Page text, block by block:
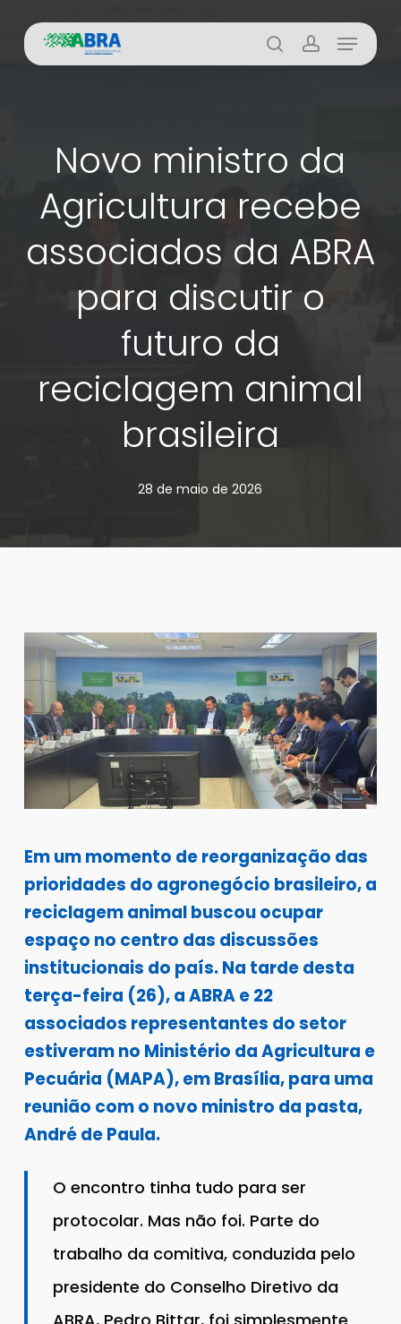
main
buscaaccount
Menu
Novo ministro da
Agricultura recebe
associados da ABRA
para discutir o
futuro da
reciclagem animal
brasileira
28 de maio de 2026
Em um momento de reorganização das
prioridades do agronegócio brasileiro, a
reciclagem animal buscou ocupar
espaço no centro das discussões
institucionais do país. Na tarde desta
terça-feira (26), a ABRA e 22
associados representantes do setor
estiveram no Ministério da Agricultura e
Pecuária (MAPA), em Brasília, para uma
reunião com o novo ministro da pasta,
André de Paula.
O encontro tinha tudo para ser
protocolar. Mas não foi. Parte do
trabalho da comitiva, conduzida pelo
presidente do Conselho Diretivo da